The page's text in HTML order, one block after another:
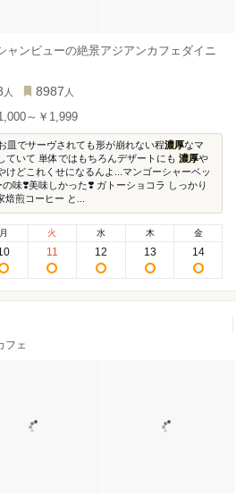
ャンビューの絶景アジアンカフェダイニ
人 8987 人
～￥1,999
皿でサーヴされても形が崩れない程濃厚なマ
ていて 単体ではもちろんデザートにも 濃厚や
けどこれくせになるんよ...マンゴーシャーベッ
の味❣️美味しかった❣️ ガトーショコラ しっかり
煎コーヒー と...
月 火
11
水
12
木
13
金
14
フェ